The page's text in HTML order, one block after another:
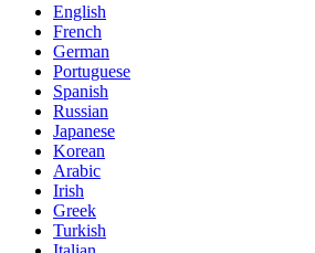
English
French
German
Portuguese
Spanish
Russian
Japanese
Korean
Arabic
Irish
Greek
Turkish